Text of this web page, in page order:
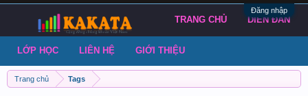
Đăng nhập
Trang chủ Tags
TRANG CHỦ DIỄN ĐÀN
LỚP HỌC LIÊN HỆ GIỚI THIỆU